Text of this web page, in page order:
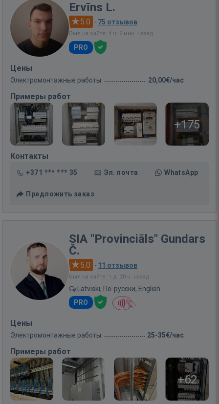
Ervīns L.
5.0 · 75 отзывов
Был на сайте: 4 ч. 6 мин. назад
PRO
Цены
Электромонтажные работы 20,00€/час
Примеры работ
+175
Контакты
+371 *** *** 35 Эл. почта WhatsApp
Предложить заказ
SIA "Provinciāls" Gundars
Č.
5.0 · 11 отзывов
Был на сайте: 1 д. 20 ч. назад
Latviski, По-русски, English
PRO
Цены
Электромонтажные работы 25-35€/час
Примеры работ
+62